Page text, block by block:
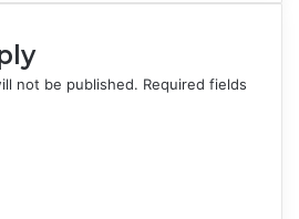
not be published. Required fields